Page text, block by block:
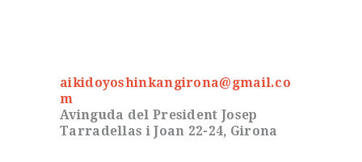
aikidoyoshinkangirona@gmail.co
m
Avinguda del President Josep
Tarradellas i Joan 22-24, Girona